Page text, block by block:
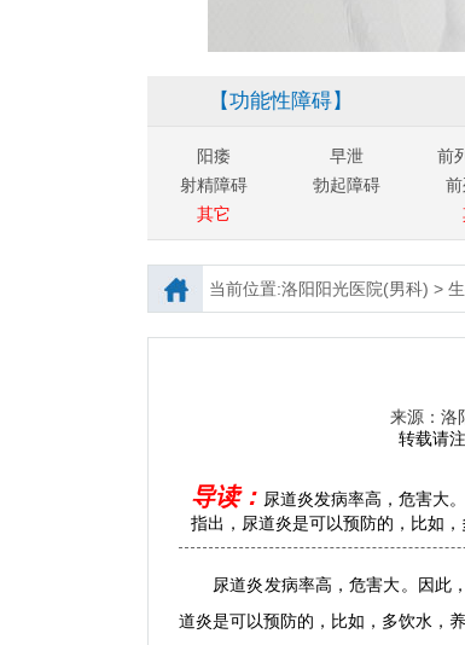
【功能性障碍】
阳痿
早泄
射精障碍
勃起障碍
其它
前
当前位置:洛阳阳光医院(男科) >
来源：洛
转载请注
导读： 尿道炎发病率高，危害大
指出，尿道炎是可以预防的，比如
尿道炎发病率高，危害大。因此，
道炎是可以预防的，比如，多饮水，